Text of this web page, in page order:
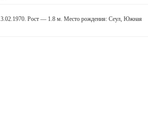
Рост — 1.8 м. Место рождения: Сеул, Южная